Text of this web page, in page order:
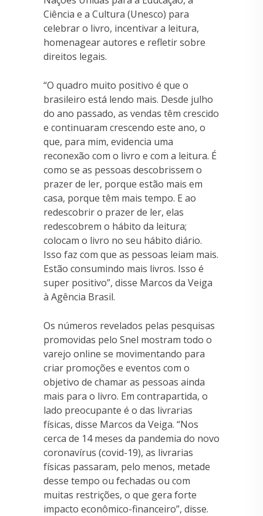
Ciência e a Cultura (Unesco) para
celebrar o livro, incentivar a leitura,
homenagear autores e refletir sobre
direitos legais.
“O quadro muito positivo é que o
brasileiro está lendo mais. Desde julho
do ano passado, as vendas têm crescido
e continuaram crescendo este ano, o
que, para mim, evidencia uma
reconexão com o livro e com a leitura. É
como se as pessoas descobrissem o
prazer de ler, porque estão mais em
casa, porque têm mais tempo. E ao
redescobrir o prazer de ler, elas
redescobrem o hábito da leitura;
colocam o livro no seu hábito diário.
Isso faz com que as pessoas leiam mais.
Estão consumindo mais livros. Isso é
super positivo”, disse Marcos da Veiga
à Agência Brasil.
Os números revelados pelas pesquisas
promovidas pelo Snel mostram todo o
varejo online se movimentando para
criar promoções e eventos com o
objetivo de chamar as pessoas ainda
mais para o livro. Em contrapartida, o
lado preocupante é o das livrarias
físicas, disse Marcos da Veiga. “Nos
cerca de 14 meses da pandemia do novo
coronavírus (covid-19), as livrarias
físicas passaram, pelo menos, metade
desse tempo ou fechadas ou com
muitas restrições, o que gera forte
impacto econômico-financeiro”, disse.